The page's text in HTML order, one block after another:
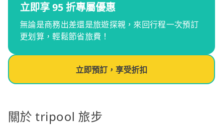
立即享 95 折專屬優惠
無論是商務出差還是旅遊探親，來回行程一次預訂
更划算，輕鬆節省旅費！
立即預訂，享受折扣
關於 tripool 旅步